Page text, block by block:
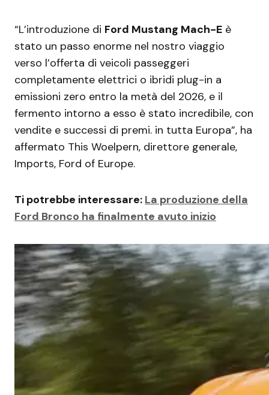
“L’introduzione di Ford Mustang Mach-E è
stato un passo enorme nel nostro viaggio
verso l’offerta di veicoli passeggeri
completamente elettrici o ibridi plug-in a
emissioni zero entro la metà del 2026, e il
fermento intorno a esso è stato incredibile, con
vendite e successi di premi. in tutta Europa”, ha
affermato This Woelpern, direttore generale,
Imports, Ford of Europe.
Ti potrebbe interessare: La produzione della
Ford Bronco ha finalmente avuto inizio